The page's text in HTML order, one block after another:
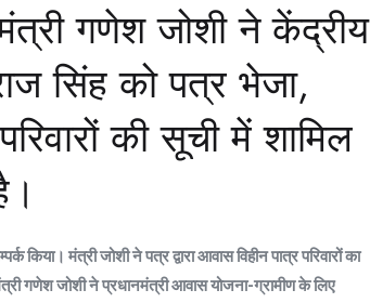
गणेश जोशी ने केंद्रीय
सिंह को पत्र भेजा,
की सूची में शामिल
किया। मंत्री जोशी ने पत्र द्वारा आवास विहीन पात्र परिवारों का
गणेश जोशी ने प्रधानमंत्री आवास योजना-ग्रामीण के लिए